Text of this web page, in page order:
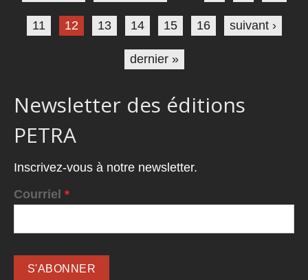
11 12 13 14 15 16 suivant ›
dernier »
Newsletter des éditions
PETRA
Inscrivez-vous à notre newsletter.
Courriel *